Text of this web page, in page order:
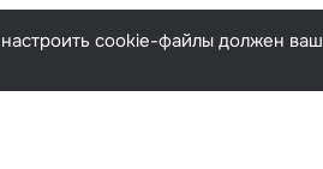
cookie-файлы должен ваш